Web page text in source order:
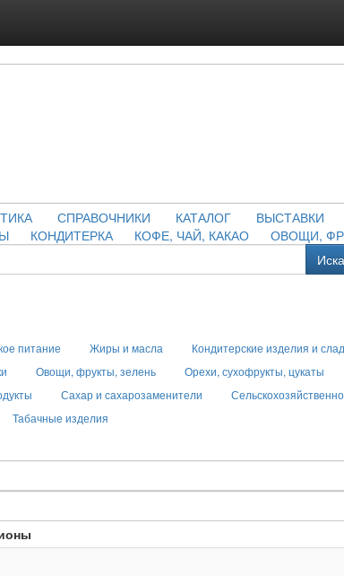
СПРАВОЧНИКИ КАТАЛОГ ВЫСТАВКИ
КОНДИТЕРКА КОФЕ, ЧАЙ, КАКАО ОВОЩИ,
питание Жиры и масла Кондитерские изделия и
Овощи, фрукты, зелень Орехи, сухофрукты, цукаты
Сахар и сахарозаменители
Табачные изделия